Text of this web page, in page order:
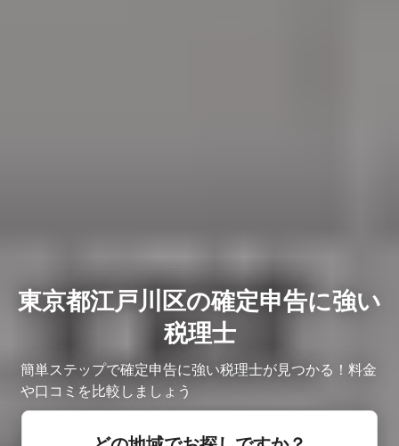
東京都江戸川区の確定申告に強い
税理士
簡単ステップで確定申告に強い税理士が見つかる！料金
や口コミを比較しましょう